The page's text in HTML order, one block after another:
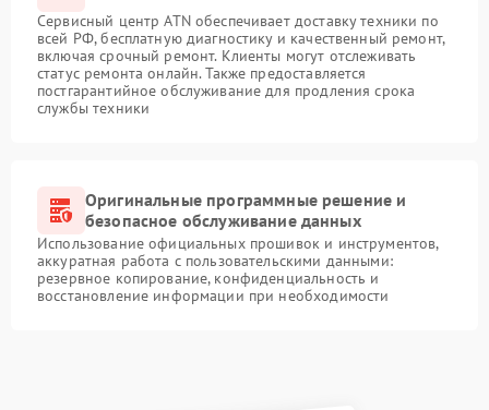
Сервисный центр ATN обеспечивает доставку техники по
всей РФ, бесплатную диагностику и качественный ремонт,
включая срочный ремонт. Клиенты могут отслеживать
статус ремонта онлайн. Также предоставляется
постгарантийное обслуживание для продления срока
службы техники
Оригинальные программные решение и
безопасное обслуживание данных
Использование официальных прошивок и инструментов,
аккуратная работа с пользовательскими данными:
резервное копирование, конфиденциальность и
восстановление информации при необходимости